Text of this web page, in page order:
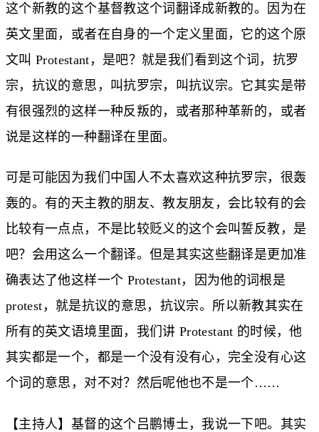
这个新教的这个基督教这个词翻译成新教的。因为在
英文里面，或者在自身的一个定义里面，它的这个原
文叫 Protestant，是吧？就是我们看到这个词，抗罗
宗，抗议的意思，叫抗罗宗，叫抗议宗。它其实是带
有很强烈的这样一种反叛的，或者那种革新的，或者
说是这样的一种翻译在里面。
可是可能因为我们中国人不太喜欢这种抗罗宗，很轰
轰的。有的天主教的朋友、教友朋友，会比较有的会
比较有一点点，不是比较贬义的这个会叫誓反教，是
吧？会用这么一个翻译。但是其实这些翻译是更加准
确表达了他这样一个 Protestant，因为他的词根是
protest，就是抗议的意思，抗议宗。所以新教其实在
所有的英文语境里面，我们讲 Protestant 的时候，他
其实都是一个，都是一个没有没有心，完全没有心这
个词的意思，对不对？然后呢他也不是一个……
【主持人】基督的这个吕鹏博士，我说一下吧。其实